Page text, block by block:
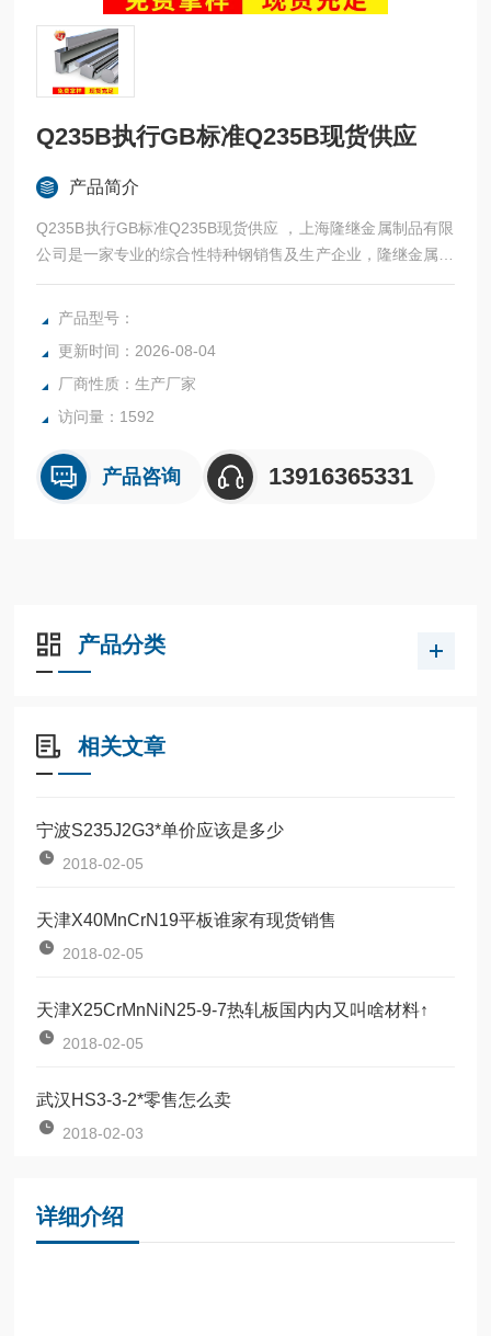
Q235B执行GB标准Q235B现货供应
产品简介
Q235B执行GB标准Q235B现货供应 ，上海隆继金属制品有限
公司是一家专业的综合性特种钢销售及生产企业，隆继金属立
足于本土品牌，常年与宝钢、太钢等合作，法国奥博杜瓦、美
国熔炉斯伯、美国斯穆集团等世界为国内各大加工制造企业提
产品型号：
更新时间：2026-08-04
厂商性质：生产厂家
访问量：1592
产品咨询 13916365331
产品分类
相关文章
宁波S235J2G3*单价应该是多少
2018-02-05
天津X40MnCrN19平板谁家有现货销售
2018-02-05
天津X25CrMnNiN25-9-7热轧板国内内又叫啥材料↑
2018-02-05
武汉HS3-3-2*零售怎么卖
2018-02-03
详细介绍